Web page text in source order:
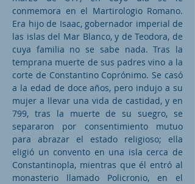
conmemora en el Martirologio Romano.
Era hijo de Isaac, gobernador imperial de
las islas del Mar Blanco, y de Teodora, de
cuya familia no se sabe nada. Tras la
temprana muerte de sus padres vino a la
corte de Constantino Coprónimo. Se casó
a la edad de doce años, pero indujo a su
mujer a llevar una vida de castidad, y en
799, tras la muerte de su suegro, se
separaron por consentimiento mutuo
para abrazar el estado religioso; ella
eligió un convento en una isla cerca de
Constantinopla, mientras que él entró al
monasterio llamado Policronio, en el